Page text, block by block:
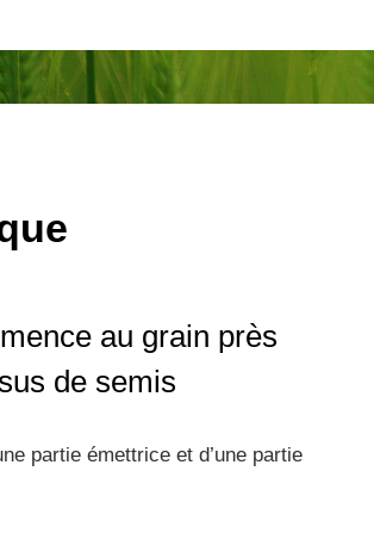
au grain près
de semis
partie émettrice et d’une partie